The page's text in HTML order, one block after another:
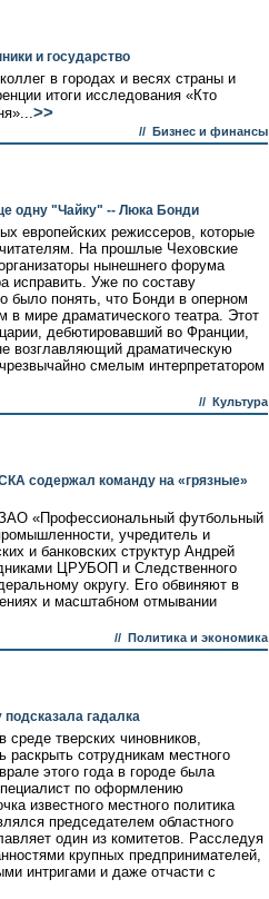
и государство
в городах и весях страны и
итоги исследования «Кто
>>
// Бизнес и финансы
одну "Чайку" -- Люка Бонди
европейских режиссеров, которые
На прошлые Чеховские
нынешнего форума
исправить. Уже по составу
было понять, что Бонди в оперном
мире драматического театра. Этот
дебютировавший во Франции,
возглавляющий драматическую
смелым интерпретатором
// Культура
содержал команду на «грязные»
«Профессиональный футбольный
учредитель и
и банковских структур Андрей
ЦРУБОП и Следственного
округу. Его обвиняют в
и масштабном отмывании
// Политика и экономика
гадалка
тверских чиновников,
раскрыть сотрудникам местного
этого года в городе была
по оформлению
известного местного политика
председателем областного
один из комитетов. Расследуя
крупных предпринимателей,
интригами и даже отчасти с